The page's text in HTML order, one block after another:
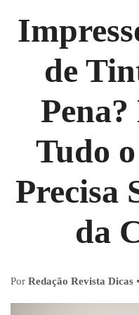
de
Tudo
Precisa
da
Por Redação Revista Dicas •